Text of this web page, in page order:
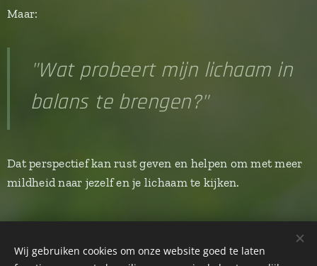
Maar:
"Wat probeert mijn lichaam in
balans te brengen?"
Dat perspectief kan rust geven en helpen om met meer
mildheid naar jezelf en je lichaam te kijken.
Wij gebruiken cookies om onze website goed te laten